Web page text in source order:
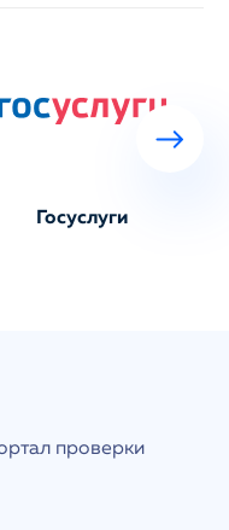
Госуслуги
проверки